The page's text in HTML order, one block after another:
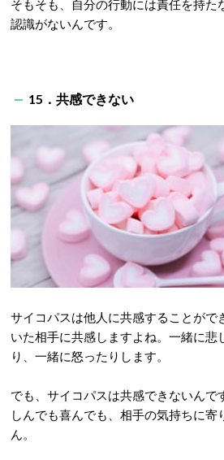
そもそも、自分の行動には責任を持た
認識がないんです。
15．共感できない
サイコパスは他人に共感することがで
いた相手に共感しますよね。一緒に悲
り、一緒に怒ったりします。
でも、サイコパスは共感できないんで
しんでも喜んでも、相手の気持ちに寄
ん。